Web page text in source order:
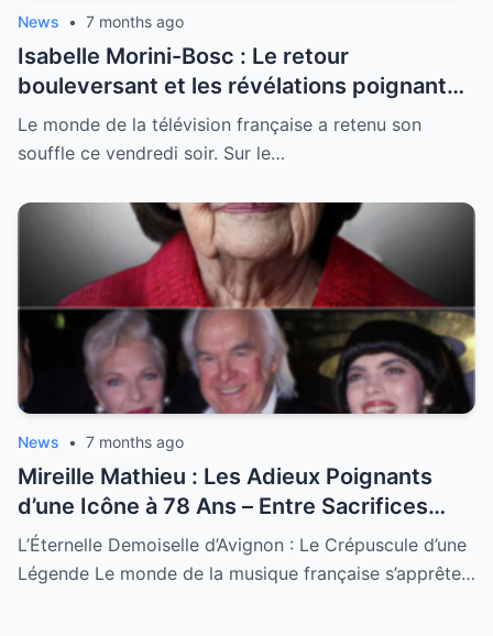
News • 7 months ago
Isabelle Morini-Bosc : Le retour
bouleversant et les révélations poignantes
après la perte de son mari
Le monde de la télévision française a retenu son
souffle ce vendredi soir. Sur le…
News • 7 months ago
Mireille Mathieu : Les Adieux Poignants
d’une Icône à 78 Ans – Entre Sacrifices
Amoureux et Destin Royal
L’Éternelle Demoiselle d’Avignon : Le Crépuscule d’une
Légende Le monde de la musique française s’apprête…